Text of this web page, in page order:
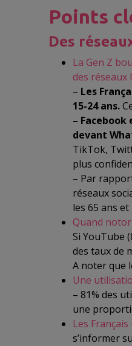
Points
Des
La Gen Z
des réseaux
– Les
15-24 ans.
–
devant
TikTok,
plus
– Par
réseaux
les 65 ans et
Quand
Si YouTube
des taux de
A noter que
Une
– 81% des
une
Les
s’informer